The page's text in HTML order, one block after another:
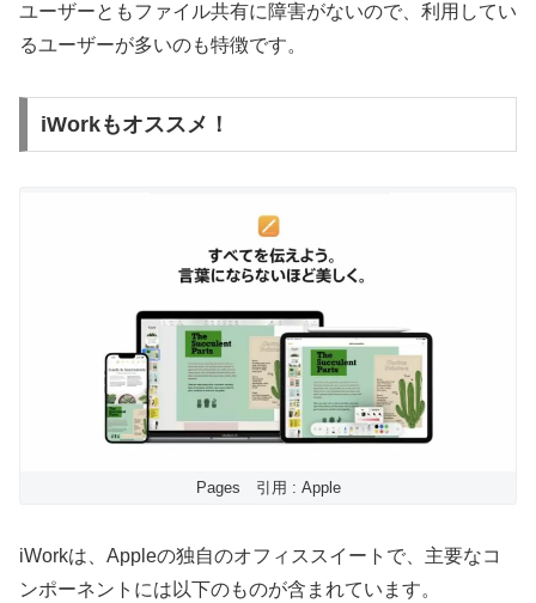
ユーザーともファイル共有に障害がないので、利用してい
るユーザーが多いのも特徴です。
iWorkもオススメ！
Pages 引用 : Apple
iWorkは、Appleの独自のオフィススイートで、主要なコ
ンポーネントには以下のものが含まれています。